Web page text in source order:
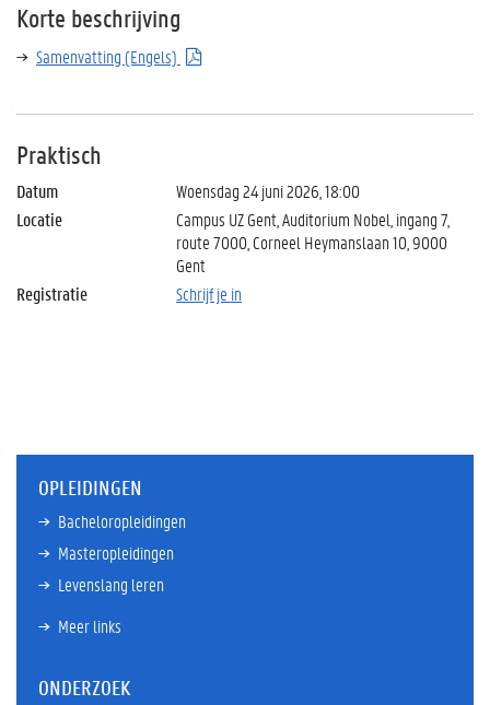
Korte beschrijving
Samenvatting (Engels)
Praktisch
Datum
Woensdag 24 juni 2026, 18:00
Locatie
Campus UZ Gent, Auditorium Nobel, ingang 7,
route 7000, Corneel Heymanslaan 10, 9000
Gent
Registratie
Schrijf je in
OPLEIDINGEN
Bacheloropleidingen
Masteropleidingen
Levenslang leren
Meer links
ONDERZOEK